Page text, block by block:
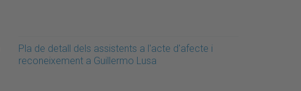
Pla de detall dels assistents a l'acte d'afecte i
reconeixement a Guillermo Lusa